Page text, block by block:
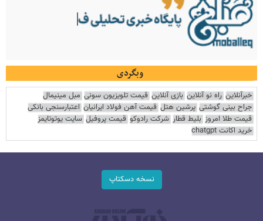
وبگردی
خبرآنلاین راه نو آنلاین بازی آنلاین قیمت تلویزیون سونی مبل مینیمال
جراح بینی گوشتی پرشین هتل قیمت آهن فولاد ایرانیان اعتبارسنجی بانکی
قیمت طلا امروز بلیط قطار شرکت رادوکو قیمت پروفیل سایت یوتوتایمز
خرید اکانت chatgpt
نسخه دسکتاپ